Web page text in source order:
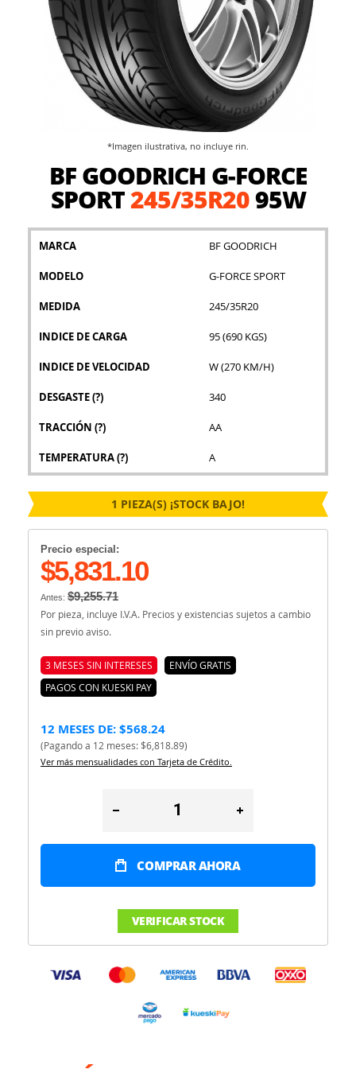
BF GOODRICH G-FORCE
SPORT245/35R2095W
MARCA BF GOODRICH
MODELO G-FORCE SPORT
MEDIDA 245/35R20
INDICE DE CARGA 95 (690 KGS)
INDICE DE VELOCIDAD W (270 KM/H)
DESGASTE(?) 340
TRACCIÓN (?) AA
TEMPERATURA(?) A
1 PIEZA(S) ¡STOCK BAJO!
Precio especial:
$5,831.10
Antes: $9,255.71
Por pieza, incluye I.V.A. Precios y existencias sujetos a cambio
sin previo aviso.
3 MESES SIN INTERESES
ENVÍO GRATIS
PAGOS CON KUESKI PAY
12 MESES DE: $568.24
(Pagando a 12 meses: $6,818.89)
Ver más mensualidades con Tarjeta de Crédito.
COMPRAR AHORA
VERIFICAR STOCK
*Imagen ilustrativa, no incluye rin.
comienzo
galería
imágenes